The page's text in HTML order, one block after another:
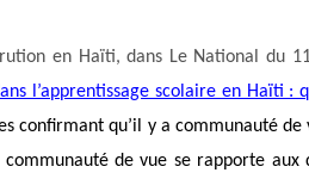
en Haïti, dans Le National du
l’apprentissage scolaire en Haïti :
confirmant qu’il y a communauté
de vue se rapporte aux